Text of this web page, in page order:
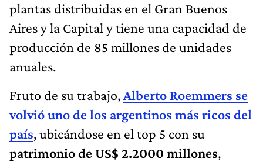
plantas distribuidas en el Gran Buenos
Aires y la Capital y tiene una capacidad de
producción de 85 millones de unidades
anuales.
Fruto de su trabajo,Alberto Roemmers se
volvió uno de los argentinos más ricos del
país, ubicándose en el top 5 con su
patrimonio de US$ 2.2000 millones,